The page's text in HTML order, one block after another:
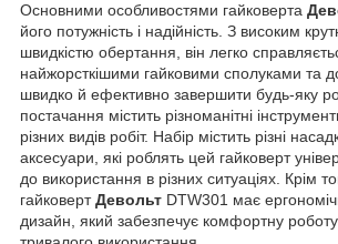
Основними особливостями гайковерта
його потужність і надійність. З високим
швидкістю обертання, він легко
найжорсткішими гайковими сполуками та
швидко й ефективно завершити будь-яку
постачання містить різноманітні
різних видів робіт. Набір містить різні
аксесуари, які роблять цей гайковерт
до використання в різних ситуаціях. Крім
гайковертДевольт DTW301 має
дизайн, який забезпечує комфортну роботу